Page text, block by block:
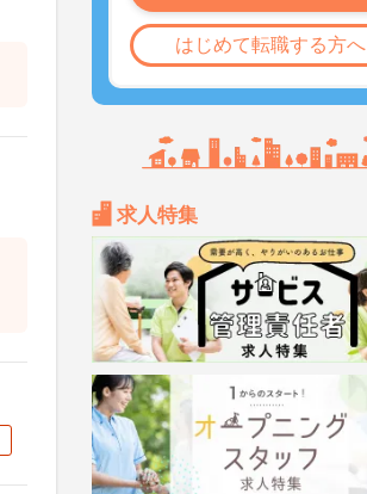
はじめて転職する方へ
求人特集